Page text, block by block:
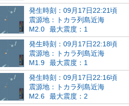
発生時刻：09月17日22:21頃
震源地：トカラ列島近海
M2.0
最大震度：1
発生時刻：09月17日22:18頃
震源地：トカラ列島近海
M1.9
最大震度：1
発生時刻：09月17日22:16頃
震源地：トカラ列島近海
M2.6
最大震度：2